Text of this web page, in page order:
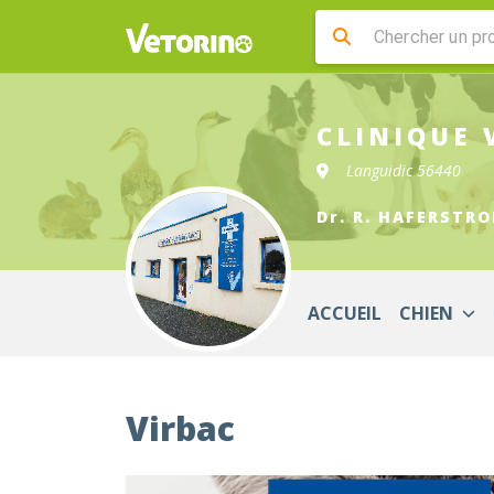
CLINIQUE
Languidic 56440
Dr. R.
ACCUEIL CHIEN
Virbac